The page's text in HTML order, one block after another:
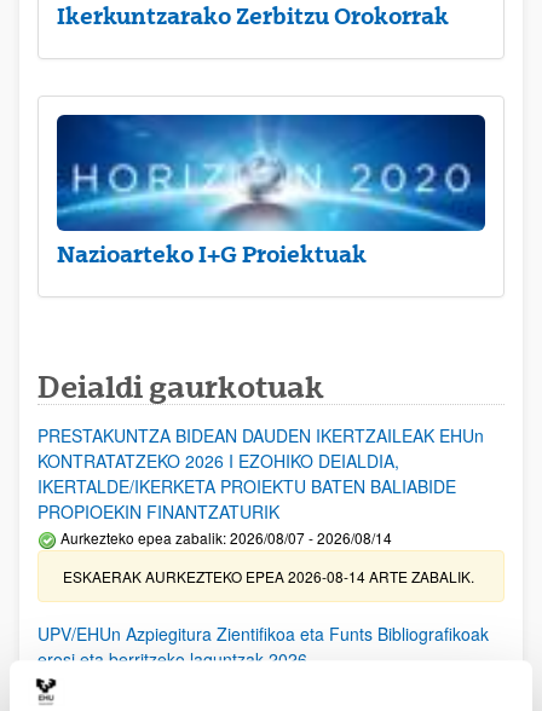
Ikerkuntzarako Zerbitzu Orokorrak
Nazioarteko I+G Proiektuak
Deialdi gaurkotuak
PRESTAKUNTZA BIDEAN DAUDEN IKERTZAILEAK EHUn
KONTRATATZEKO 2026 I EZOHIKO DEIALDIA,
IKERTALDE/IKERKETA PROIEKTU BATEN BALIABIDE
PROPIOEKIN FINANTZATURIK
Aurkezteko epea zabalik: 2026/08/07 - 2026/08/14
ESKAERAK AURKEZTEKO EPEA 2026-08-14 ARTE ZABALIK.
UPV/EHUn Azpiegitura Zientifikoa eta Funts Bibliografikoak
erosi eta berritzeko laguntzak 2026